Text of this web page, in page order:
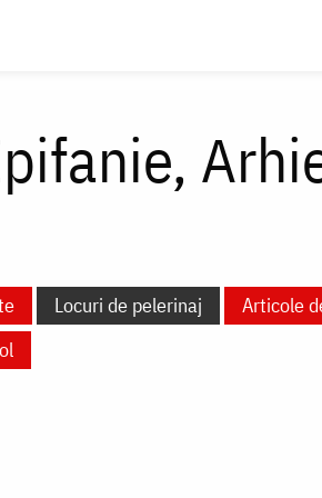
Locuri de pelerinaj Articole